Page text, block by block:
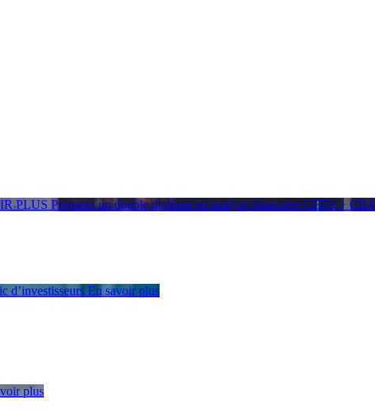
PLUS Préparez un double diplôme en analyse financière CEFA + CIIA
d’investisseurs En savoir plus
plus